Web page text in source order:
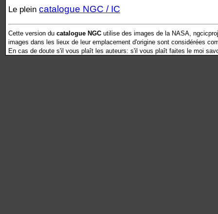
Le plein catalogue NGC / IC
Cette version du catalogue NGC utilise des images de la NASA,
images dans les lieux de leur emplacement d'origine sont considérées
En cas de doute s'il vous plaît les auteurs: s'il vous plaît faites le moi